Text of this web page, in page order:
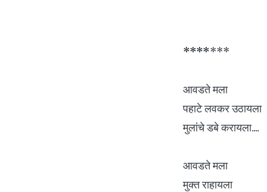
*******
आवडते मला
पहाटे लवकर उठायला
मुलांचे डबे करायला....
आवडते मला
मुक्त राहायला